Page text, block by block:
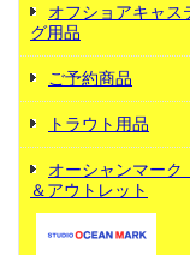
オフショアキャス
グ用品
ご予約商品
トラウト用品
オーシャンマー
＆アウトレット